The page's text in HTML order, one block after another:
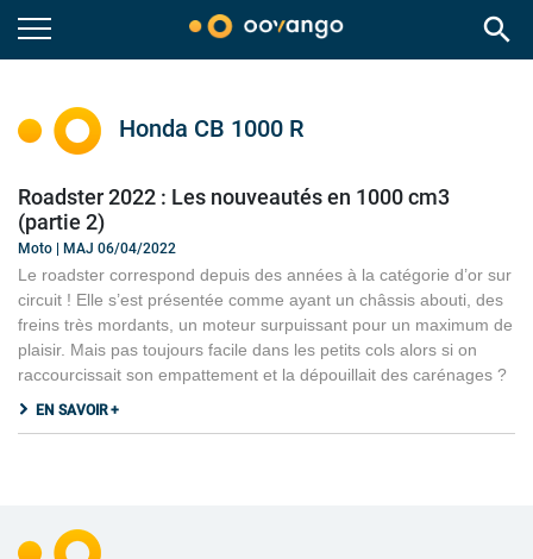
search
Honda CB 1000 R
Roadster 2022 : Les nouveautés en 1000 cm3
(partie 2)
Moto | MAJ 06/04/2022
Le roadster correspond depuis des années à la catégorie d’or sur
circuit ! Elle s’est présentée comme ayant un châssis abouti, des
freins très mordants, un moteur surpuissant pour un maximum de
plaisir. Mais pas toujours facile dans les petits cols alors si on
raccourcissait son empattement et la dépouillait des carénages ?
EN SAVOIR +